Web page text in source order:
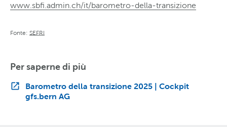
www.sbfi.admin.ch/it/barometro-della-transizione
Fonte: SEFRI
Per saperne di più
Barometro della transizione 2025 | Cockpit
gfs.bern AG